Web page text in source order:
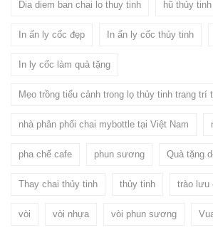
Dia diem ban chai lo thuy tinh hũ thủy tinh
In ấn ly cốc đẹp In ấn ly cốc thủy tinh
In ly cốc làm quà tặng
Mẹo trồng tiểu cảnh trong lọ thủy tinh trang trí
nhà phân phối chai mybottle tại Việt Nam
pha chế cafe phun sương Quà tặng
Thay chai thủy tinh thủy tinh trào lưu
vòi vòi nhựa vòi phun sương